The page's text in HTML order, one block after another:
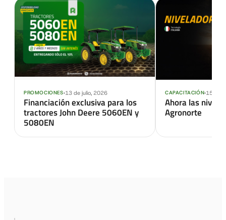
PROMOCIONES 13 de julio, 2026
Financiación exclusiva para los
tractores John Deere 5060EN y
5080EN
CAPACITACIÓN 15 de
Ahora las
Agronorte